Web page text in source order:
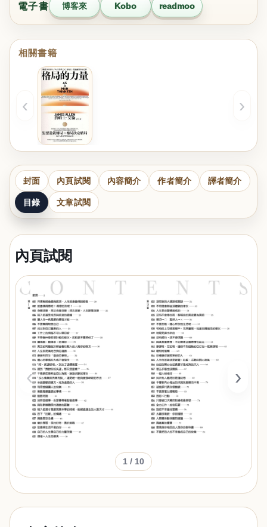
電子書 博客來 Kobo readmoo
相關書籍
‹ ›
封面 內頁試閱 內容簡介 作者簡介 譯者簡介
目錄 文章試閱
內頁試閱
‹ ›
1 / 10